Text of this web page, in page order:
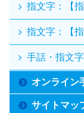
指文字：【
指文字：【
手話・指文
オンライン
サイトマッ